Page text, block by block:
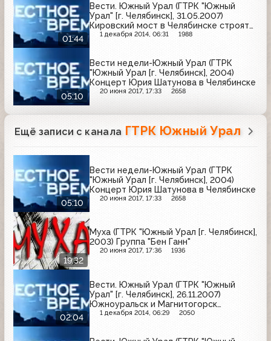
01:44
Вести. Южный Урал (ГТРК "Южный
Урал" [г. Челябинск], 31.05.2007)
Кировский мост в Челябинске строят
круглосуточно
1 декабря 2014, 06:31 1988
05:10
Вести недели-Южный Урал (ГТРК
"Южный Урал [г. Челябинск], 2004)
Концерт Юрия Шатунова в Челябинске
20 июня 2017, 17:33 2658
Ещё записи с канала ГТРК Южный Урал
05:10
Вести недели-Южный Урал (ГТРК
"Южный Урал [г. Челябинск], 2004)
Концерт Юрия Шатунова в Челябинске
20 июня 2017, 17:33 2658
19:32
Муха (ГТРК "Южный Урал [г. Челябинск],
2003) Группа "Бен Ганн"
20 июня 2017, 17:36 1936
02:04
Вести. Южный Урал (ГТРК "Южный
Урал" [г. Челябинск], 26.11.2007)
Южноуральск и Магнитогорск
соединила новая дорога
1 декабря 2014, 06:29 2050